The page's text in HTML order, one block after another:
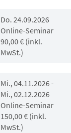
Do. 24.09.2026
Online-Seminar
90,00 € (inkl.
MwSt.)
Mi., 04.11.2026 -
Mi., 02.12.2026
Online-Seminar
150,00 € (inkl.
MwSt.)